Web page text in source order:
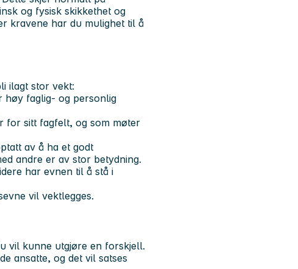
og fysisk skikkethet og
kravene har du mulighet til å
ilagt stor vekt:
høy faglig- og personlig
for sitt fagfelt, og som møter
av å ha et godt
andre er av stor betydning.
har evnen til å stå i
vil vektlegges.
vil kunne utgjøre en forskjell.
ansatte, og det vil satses